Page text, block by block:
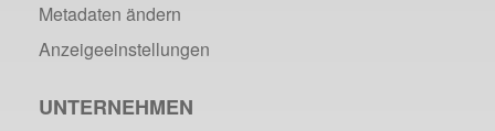
Metadaten ändern
Anzeigeeinstellungen
UNTERNEHMEN